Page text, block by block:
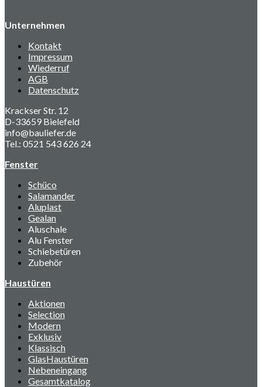
Unternehmen
Kontakt
Impressum
Wiederruf
AGB
Datenschutz
Krackser Str. 12
D-33659 Bielefeld
info@bauliefer.de
Tel.: 0521 543 626 24
Fenster
Schüco
Salamander
Aluplast
Gealan
Aluschale
Alu Fenster
Schiebetüren
Zubehör
Haustüren
Aktionen
Selection
Modern
Exklusiv
Klassisch
GlasHaustüren
Nebeneingang
Gesamtkatalog